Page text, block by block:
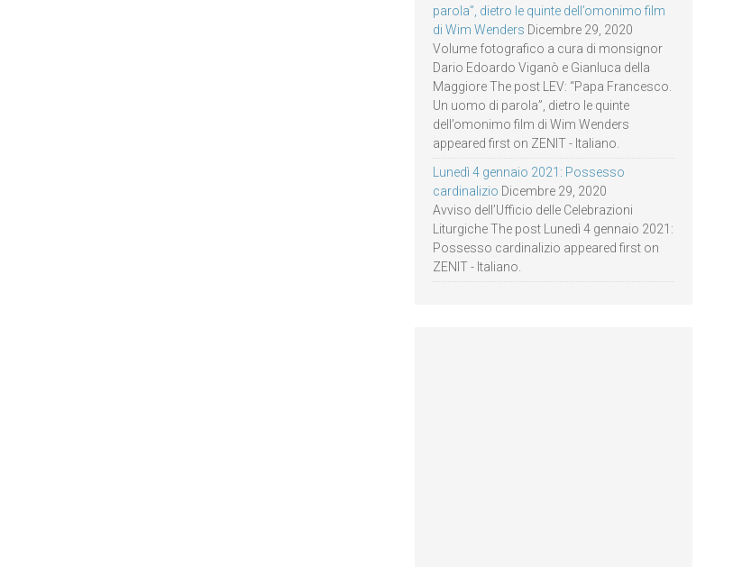
parola”, dietro le quinte dell’omonimo film
di Wim Wenders Dicembre 29, 2020
Volume fotografico a cura di monsignor
Dario Edoardo Viganò e Gianluca della
Maggiore The post LEV: “Papa Francesco.
Un uomo di parola”, dietro le quinte
dell’omonimo film di Wim Wenders
appeared first on ZENIT - Italiano.
Lunedì 4 gennaio 2021: Possesso
cardinalizio Dicembre 29, 2020
Avviso dell’Ufficio delle Celebrazioni
Liturgiche The post Lunedì 4 gennaio 2021:
Possesso cardinalizio appeared first on
ZENIT - Italiano.